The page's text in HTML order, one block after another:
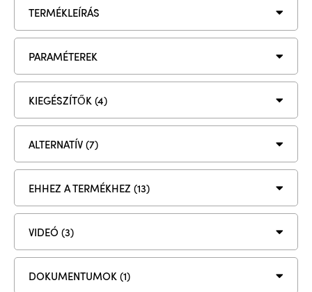
TERMÉKLEÍRÁS
PARAMÉTEREK
KIEGÉSZÍTŐK (4)
ALTERNATÍV (7)
EHHEZ A TERMÉKHEZ (13)
VIDEÓ (3)
DOKUMENTUMOK (1)